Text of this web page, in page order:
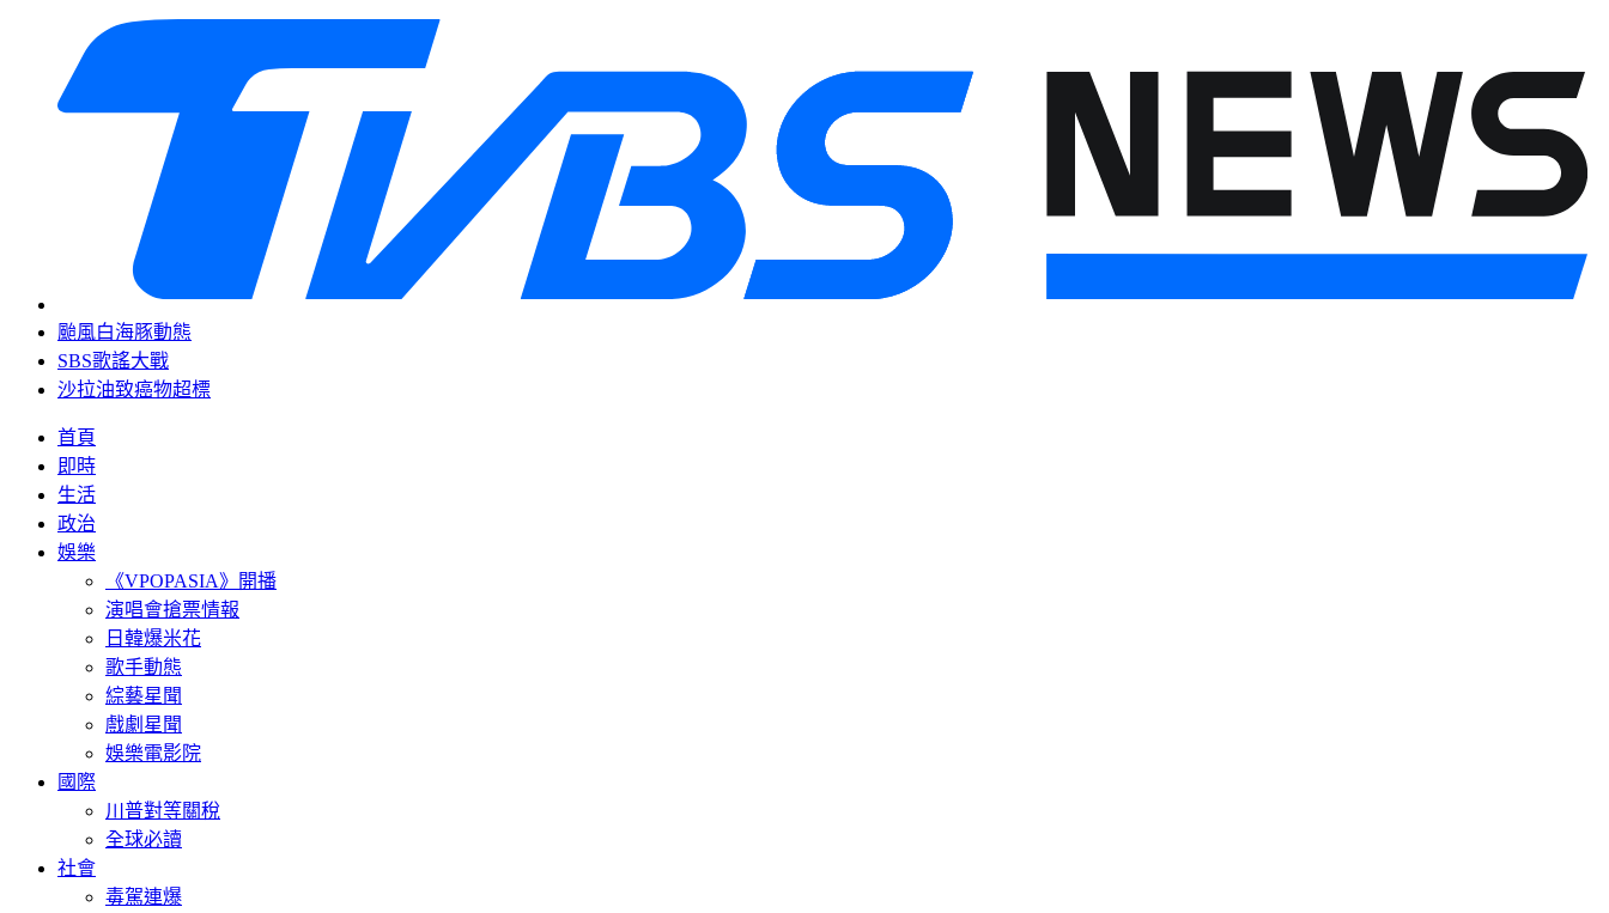
颱風白海豚動態
SBS歌謠大戰
沙拉油致癌物超標
首頁
即時
生活
政治
娛樂
《VPOPASIA》開播
演唱會搶票情報
日韓爆米花
歌手動態
綜藝星聞
戲劇星聞
娛樂電影院
國際
川普對等關稅
全球必讀
社會
毒駕連爆